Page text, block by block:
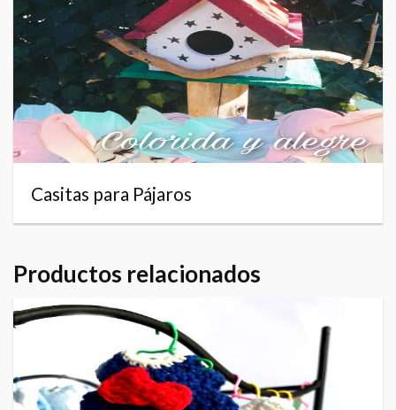
Casitas para Pájaros
Productos relacionados